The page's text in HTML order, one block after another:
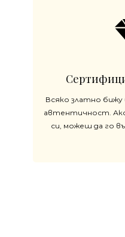
Всяко златно
автентичност.
си, можеш да го